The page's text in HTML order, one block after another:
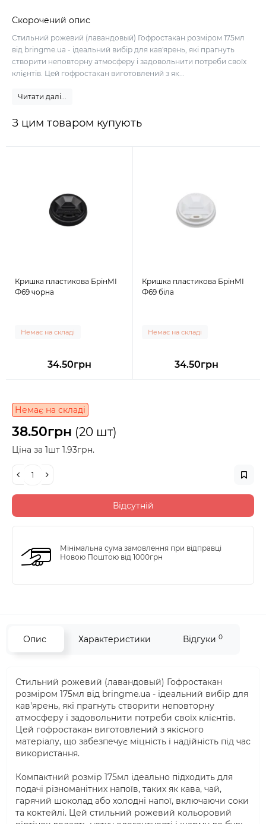
Скорочений опис
Стильний рожевий (лавандовый) Гофростакан розміром 175мл
від bringme.ua - ідеальний вибір для кав'ярень, які прагнуть
створити неповторну атмосферу і задовольнити потреби своїх
клієнтів. Цей гофростакан виготовлений з як...
Читати далі...
З цим товаром купують
Кришка пластикова БрінМІ
Ф69 чорна
Немає на складі
34.50грн
Кришка пластикова БрінМІ
Ф69 біла
Немає на складі
34.50грн
Немає на складі
38.50грн (20 шт)
Ціна за 1шт 1.93грн.
Відсутній
Мінімальна сума замовлення при відправці
Новою Поштою від 1000грн
Опис Характеристики Відгуки 0
Стильний рожевий (лавандовый) Гофростакан
розміром 175мл від bringme.ua - ідеальний вибір для
кав'ярень, які прагнуть створити неповторну
атмосферу і задовольнити потреби своїх клієнтів.
Цей гофростакан виготовлений з якісного
матеріалу, що забезпечує міцність і надійність під час
використання.
Компактний розмір 175мл ідеально підходить для
подачі різноманітних напоїв, таких як кава, чай,
гарячий шоколад або холодні напої, включаючи соки
та коктейлі. Цей стильний рожевий кольоровий